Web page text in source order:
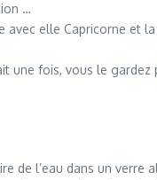
…
avec elle Capricorne et
une fois, vous le gardez
de l’eau dans un verre